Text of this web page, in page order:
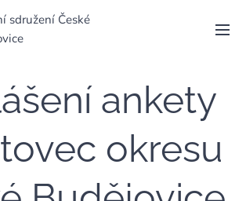
sdružení České
ankety
okresu